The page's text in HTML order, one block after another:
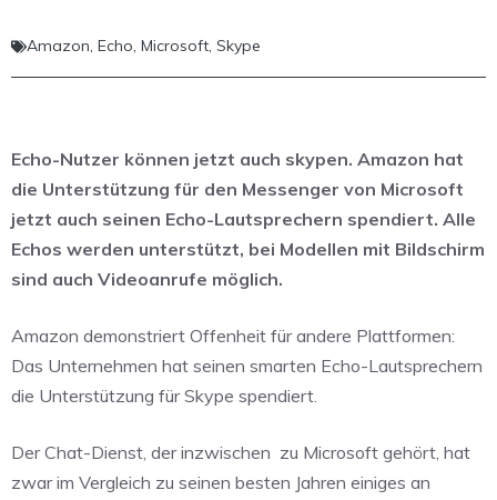
Amazon, Echo, Microsoft, Skype
Echo-Nutzer können jetzt auch skypen. Amazon hat
die Unterstützung für den Messenger von Microsoft
jetzt auch seinen Echo-Lautsprechern spendiert. Alle
Echos werden unterstützt, bei Modellen mit Bildschirm
sind auch Videoanrufe möglich.
Amazon demonstriert Offenheit für andere Plattformen:
Das Unternehmen hat seinen smarten Echo-Lautsprechern
die Unterstützung für Skype spendiert.
Der Chat-Dienst, der inzwischen zu Microsoft gehört, hat
zwar im Vergleich zu seinen besten Jahren einiges an